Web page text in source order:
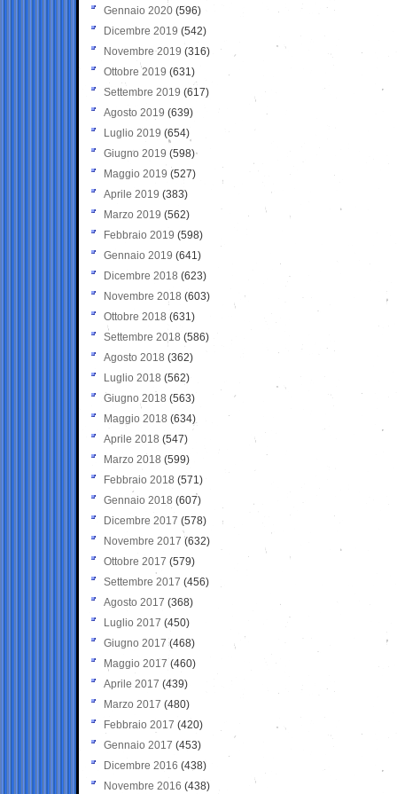
Gennaio 2020 (596)
Dicembre 2019 (542)
Novembre 2019 (316)
Ottobre 2019 (631)
Settembre 2019 (617)
Agosto 2019 (639)
Luglio 2019 (654)
Giugno 2019 (598)
Maggio 2019 (527)
Aprile 2019 (383)
Marzo 2019 (562)
Febbraio 2019 (598)
Gennaio 2019 (641)
Dicembre 2018 (623)
Novembre 2018 (603)
Ottobre 2018 (631)
Settembre 2018 (586)
Agosto 2018 (362)
Luglio 2018 (562)
Giugno 2018 (563)
Maggio 2018 (634)
Aprile 2018 (547)
Marzo 2018 (599)
Febbraio 2018 (571)
Gennaio 2018 (607)
Dicembre 2017 (578)
Novembre 2017 (632)
Ottobre 2017 (579)
Settembre 2017 (456)
Agosto 2017 (368)
Luglio 2017 (450)
Giugno 2017 (468)
Maggio 2017 (460)
Aprile 2017 (439)
Marzo 2017 (480)
Febbraio 2017 (420)
Gennaio 2017 (453)
Dicembre 2016 (438)
Novembre 2016 (438)